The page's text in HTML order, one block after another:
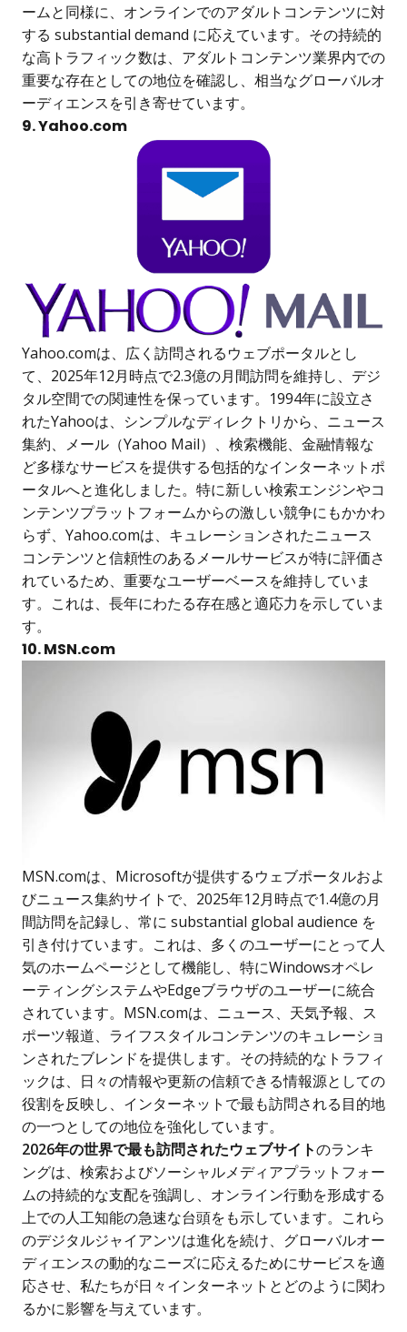
ームと同様に、オンラインでのアダルトコンテンツに対
する substantial demand に応えています。その持続的
な高トラフィック数は、アダルトコンテンツ業界内での
重要な存在としての地位を確認し、相当なグローバルオ
ーディエンスを引き寄せています。
9. Yahoo.com
Yahoo.comは、広く訪問されるウェブポータルとし
て、2025年12月時点で2.3億の月間訪問を維持し、デジ
タル空間での関連性を保っています。1994年に設立さ
れたYahooは、シンプルなディレクトリから、ニュース
集約、メール（Yahoo Mail）、検索機能、金融情報な
ど多様なサービスを提供する包括的なインターネットポ
ータルへと進化しました。特に新しい検索エンジンやコ
ンテンツプラットフォームからの激しい競争にもかかわ
らず、Yahoo.comは、キュレーションされたニュース
コンテンツと信頼性のあるメールサービスが特に評価さ
れているため、重要なユーザーベースを維持していま
す。これは、長年にわたる存在感と適応力を示していま
す。
10. MSN.com
MSN.comは、Microsoftが提供するウェブポータルおよ
びニュース集約サイトで、2025年12月時点で1.4億の月
間訪問を記録し、常に substantial global audience を
引き付けています。これは、多くのユーザーにとって人
気のホームページとして機能し、特にWindowsオペレ
ーティングシステムやEdgeブラウザのユーザーに統合
されています。MSN.comは、ニュース、天気予報、ス
ポーツ報道、ライフスタイルコンテンツのキュレーショ
ンされたブレンドを提供します。その持続的なトラフィ
ックは、日々の情報や更新の信頼できる情報源としての
役割を反映し、インターネットで最も訪問される目的地
の一つとしての地位を強化しています。
2026年の世界で最も訪問されたウェブサイトのランキ
ングは、検索およびソーシャルメディアプラットフォー
ムの持続的な支配を強調し、オンライン行動を形成する
上での人工知能の急速な台頭をも示しています。これら
のデジタルジャイアンツは進化を続け、グローバルオー
ディエンスの動的なニーズに応えるためにサービスを適
応させ、私たちが日々インターネットとどのように関わ
るかに影響を与えています。